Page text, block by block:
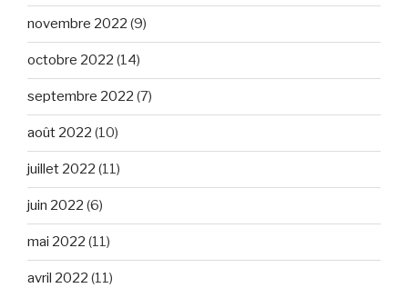
novembre 2022 (9)
octobre 2022 (14)
septembre 2022 (7)
août 2022 (10)
juillet 2022 (11)
juin 2022 (6)
mai 2022 (11)
avril 2022 (11)